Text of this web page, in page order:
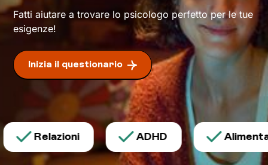
Fatti aiutare a trovare lo psicologo perfetto per le tue
esigenze!
Inizia il questionario
Relazioni ADHD